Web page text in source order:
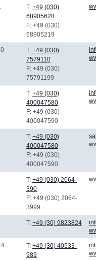
T: +49 (030)
68905628
F: +49 (030)
68905219
T: +49 (030)
7579110
F: +49 (030)
75791199
T: +49 (030)
400047580
F: +49 (030)
400047590
T: +49 (030)
400047580
F: +49 (030)
400047590
T: +49 (030) 2064-
390
F: +49 (030) 2064-
3999
T: +49 (30) 9823824
T: +49 (30) 40533-
989